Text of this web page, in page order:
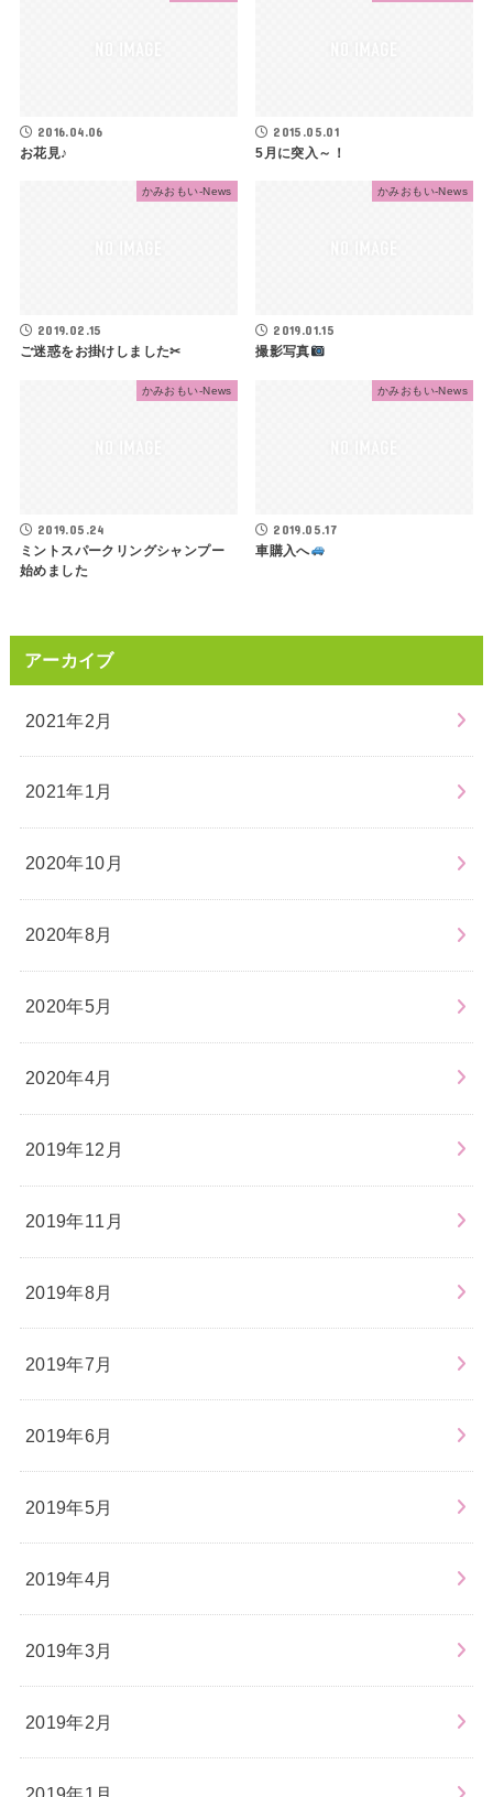
2016.04.06
お花見♪
2015.05.01
5月に突入～！
かみおもい-News
2019.02.15
ご迷惑をお掛けしました✂
かみおもい-News
2019.01.15
撮影写真
かみおもい-News
2019.05.24
ミントスパークリングシャンプー
始めました
かみおもい-News
2019.05.17
車購入へ
アーカイブ
2021年2月
2021年1月
2020年10月
2020年8月
2020年5月
2020年4月
2019年12月
2019年11月
2019年8月
2019年7月
2019年6月
2019年5月
2019年4月
2019年3月
2019年2月